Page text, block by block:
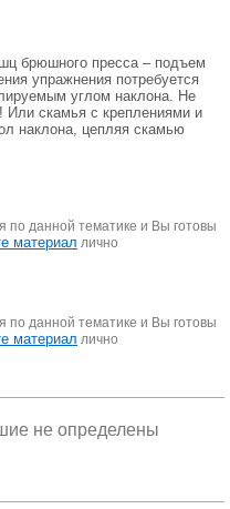
брюшного пресса – подъем
упражнения потребуется
углом наклона. Не
Или скамья с креплениями и
наклона, цепляя скамью
по данной тематике и Вы готовы
материал лично
по данной тематике и Вы готовы
материал лично
не определены